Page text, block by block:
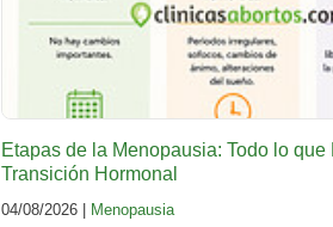
Etapas de la Menopausia: Todo lo
Transición Hormonal
04/08/2026 | Menopausia